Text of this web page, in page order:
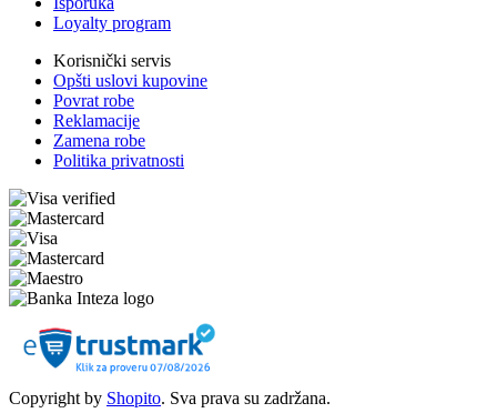
Loyalty program
Korisnički servis
Opšti uslovi kupovine
Povrat robe
Reklamacije
Zamena robe
Politika privatnosti
Copyright by Shopito. Sva prava su zadržana.